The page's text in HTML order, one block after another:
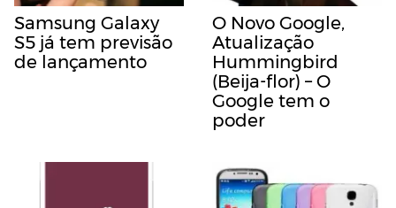
Samsung Galaxy
S5 já tem previsão
de lançamento
O Novo Google,
Atualização
Hummingbird
(Beija-flor) – O
Google tem o
poder